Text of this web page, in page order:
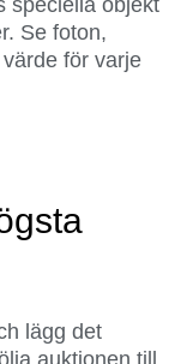
Se foton,
för varje
lägg det
auktionen till